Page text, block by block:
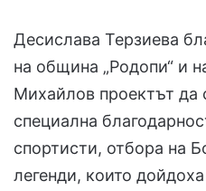
Десислава Терзиева
на община „Родопи“ и
Михайлов проектът да
специална
спортисти, отбора на
легенди, които